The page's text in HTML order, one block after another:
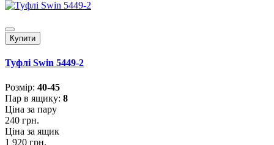
Купити
Туфлі Swin 5449-2
Розмiр: 40-45
Пар в ящику: 8
Ціна за пару
240 грн.
Ціна за ящик
1 920 грн.